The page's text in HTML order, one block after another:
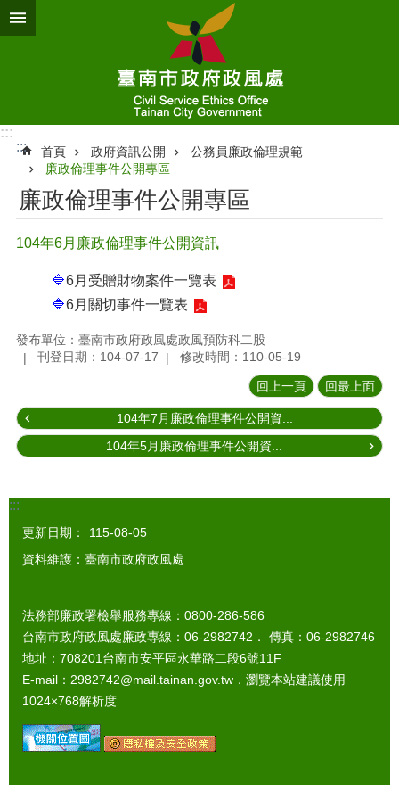
跳到主要內容區塊
:::
:::
首頁 政府資訊公開
公務員廉政倫理規範
廉政倫理事件公開專區
廉政倫理事件公開專區
104年6月廉政倫理事件公開資訊
🔷6月受贈財物案件一覽表
🔷6月關切事件一覽表
發布單位：臺南市政府政風處政風預防科二股
刊登日期：104-07-17
修改時間：110-05-19
回上一頁 回最上面
104年7月廉政倫理事件公開資...
104年5月廉政倫理事件公開資...
:::
更新日期：
115-08-05
資料維護：臺南市政府政風處
法務部廉政署檢舉服務專線：0800-286-586
台南市政府政風處廉政專線：06-2982742． 傳真：06-2982746
地址：708201台南市安平區永華路二段6號11F
E-mail：2982742@mail.tainan.gov.tw．瀏覽本站建議使用
1024×768解析度